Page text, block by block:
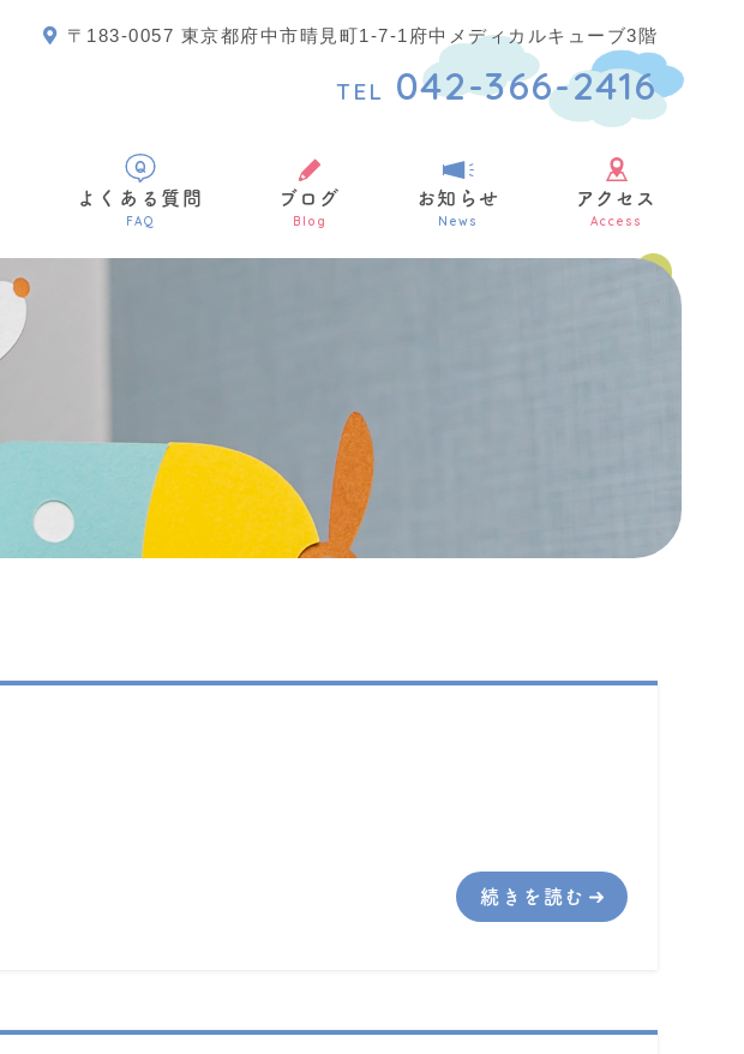
〒183-0057 東京都府中市晴見町1-7-1府中メディカルキューブ3階
TEL 042-366-2416
よくある質問
FAQ
ブログ
Blog
お知らせ
News
アクセス
Access
続きを読む